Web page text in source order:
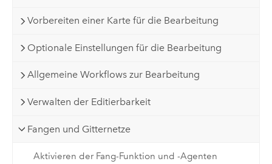
Vorbereiten einer Karte für die Bearbeitung
Optionale Einstellungen für die Bearbeitung
Allgemeine Workflows zur Bearbeitung
Verwalten der Editierbarkeit
Fangen und Gitternetze
Aktivieren der Fang-Funktion und -Agenten